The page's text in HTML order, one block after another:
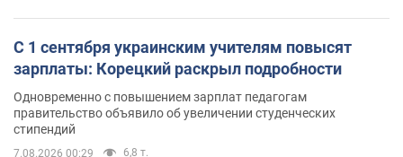
С 1 сентября украинским учителям повысят
зарплаты: Корецкий раскрыл подробности
Одновременно с повышением зарплат педагогам
правительство объявило об увеличении студенческих
стипендий
7.08.2026 00:29 6,8 т.